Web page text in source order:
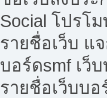
Social โปรโ
รายชื่อเว็บ แ
บอร์ดsmf เว็
รายชื่อเว็บบ